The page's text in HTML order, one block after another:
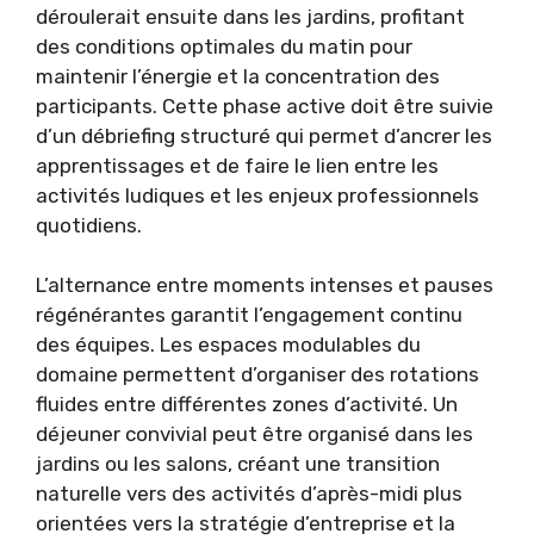
déroulerait ensuite dans les jardins, profitant
des conditions optimales du matin pour
maintenir l’énergie et la concentration des
participants. Cette phase active doit être suivie
d’un débriefing structuré qui permet d’ancrer les
apprentissages et de faire le lien entre les
activités ludiques et les enjeux professionnels
quotidiens.
L’alternance entre moments intenses et pauses
régénérantes garantit l’engagement continu
des équipes. Les espaces modulables du
domaine permettent d’organiser des rotations
fluides entre différentes zones d’activité. Un
déjeuner convivial peut être organisé dans les
jardins ou les salons, créant une transition
naturelle vers des activités d’après-midi plus
orientées vers la stratégie d’entreprise et la